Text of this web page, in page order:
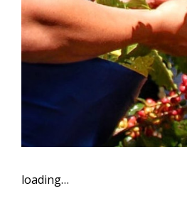
loading…